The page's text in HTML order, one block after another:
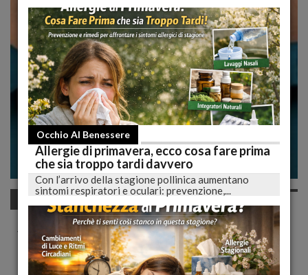
Occhio al trucco
Come utilizzare i prodotti rimpolpanti e
volumizzanti per labbra
Occhio Al Benessere
Allergie di primavera, ecco cosa fare prima
che sia troppo tardi davvero
Con l’arrivo della stagione pollinica aumentano
sintomi respiratori e oculari: prevenzione,...